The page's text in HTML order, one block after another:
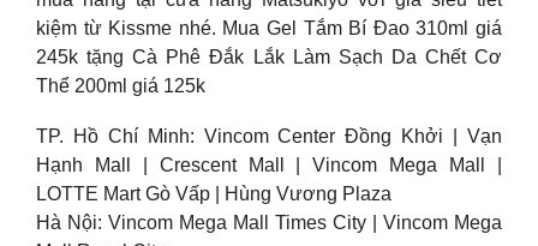
kiệm từ Kissme nhé. Mua Gel Tắm Bí Đao 310ml giá
245k tặng Cà Phê Đắk Lắk Làm Sạch Da Chết Cơ
Thể 200ml giá 125k
TP. Hồ Chí Minh: Vincom Center Đồng Khởi | Vạn
Hạnh Mall | Crescent Mall | Vincom Mega Mall |
LOTTE Mart Gò Vấp | Hùng Vương Plaza
Hà Nội: Vincom Mega Mall Times City | Vincom Mega